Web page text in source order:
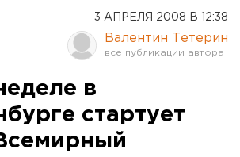
3 АПРЕЛЯ 2008 В 12:38
Валентин Тетерин
в
стартует